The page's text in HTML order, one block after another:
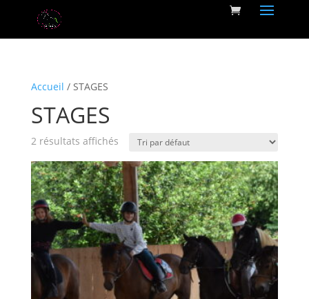
Accueil / STAGES
STAGES
2 résultats affichés